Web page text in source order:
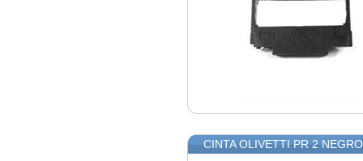
CINTA OLIVETTI PR 2